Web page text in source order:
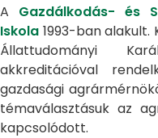
A Gazdálkodás- és
Iskola 1993-ban alakult.
Állattudományi
akkreditációval
gazdasági
témaválasztásuk az
kapcsolódott.